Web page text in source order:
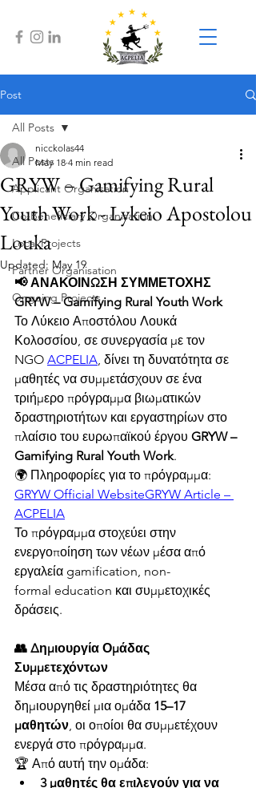
Post
All Posts
Applicant Organisation
Co-Beneficiary Organisation
Local Projects
Partner Organisation
Ongoing Projects
All Posts
GRYW – Gamifying Rural
Youth Work - Lykeio Apostolou
Louka
nicckolas44
May 18 4 min read
Updated: May 19
📢 ΑΝΑΚΟΙΝΩΣΗ ΣΥΜΜΕΤΟΧΗΣ
GRYW – Gamifying Rural Youth Work
Το Λύκειο Αποστόλου Λουκά
Κολοσσίου, σε συνεργασία με τον
NGO ACPELIA, δίνει τη δυνατότητα σε
μαθητές να συμμετάσχουν σε ένα
τριήμερο πρόγραμμα βιωματικών
δραστηριοτήτων και εργαστηρίων στο
πλαίσιο του ευρωπαϊκού έργου GRYW –
Gamifying Rural Youth Work.
🌍 Πληροφορίες για το πρόγραμμα:
GRYW Official WebsiteGRYW Article –
ACPELIA
Το πρόγραμμα στοχεύει στην
ενεργοποίηση των νέων μέσα από
εργαλεία gamification, non-
formal education και συμμετοχικές
δράσεις.
👥 Δημιουργία Ομάδας
Συμμετεχόντων
Μέσα από τις δραστηριότητες θα
δημιουργηθεί μια ομάδα 15–17
μαθητών, οι οποίοι θα συμμετέχουν
ενεργά στο πρόγραμμα.
🏆 Από αυτή την ομάδα:
3 μαθητές θα επιλεγούν για να